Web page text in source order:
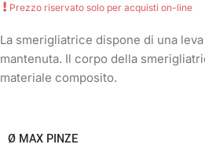
Prezzo riservato solo per acquisti on-line
La smerigliatrice dispone di una
mantenuta. Il corpo della
materiale composito.
Ø MAX PINZE